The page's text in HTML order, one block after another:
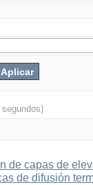
segundos)
de capas de
de difusión